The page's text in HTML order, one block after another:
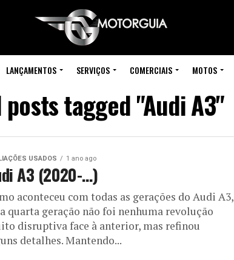
LANÇAMENTOS SERVIÇOS COMERCIAIS MOTOS
tagged "Audi A3"
USADOS 1 ano ago
A3 (2020-…)
aconteceu com todas as gerações do Audi A3,
quarta geração não foi nenhuma revolução
disruptiva face à anterior, mas refinou
detalhes. Mantendo...